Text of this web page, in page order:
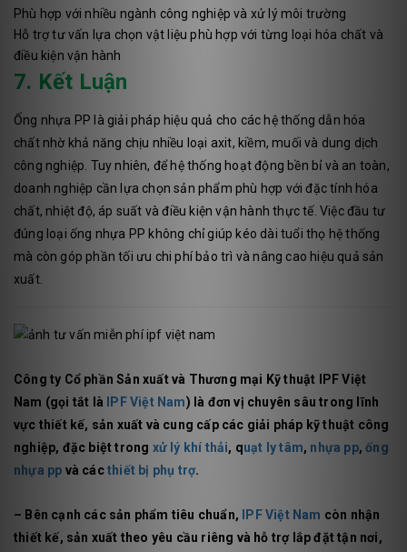
Phù hợp với nhiều ngành công nghiệp và xử lý môi trường
Hỗ trợ tư vấn lựa chọn vật liệu phù hợp với từng loại hóa chất và
điều kiện vận hành
7. Kết Luận
Ống nhựa PP là giải pháp hiệu quả cho các hệ thống dẫn hóa
chất nhờ khả năng chịu nhiều loại axit, kiềm, muối và dung dịch
công nghiệp. Tuy nhiên, để hệ thống hoạt động bền bỉ và an toàn,
doanh nghiệp cần lựa chọn sản phẩm phù hợp với đặc tính hóa
chất, nhiệt độ, áp suất và điều kiện vận hành thực tế. Việc đầu tư
đúng loại ống nhựa PP không chỉ giúp kéo dài tuổi thọ hệ thống
mà còn góp phần tối ưu chi phí bảo trì và nâng cao hiệu quả sản
xuất.
Công ty Cổ phần Sản xuất và Thương mại Kỹ thuật IPF Việt
Nam (gọi tắt là
IPF Việt Nam) là đơn vị chuyên sâu trong lĩnh
vực thiết kế, sản xuất và cung cấp các giải pháp kỹ thuật công
nghiệp, đặc biệt trong xử lý khí thải, quạt ly tâm, nhựa pp, ống
nhựa pp và các thiết bị phụ trợ.
– Bên cạnh các sản phẩm tiêu chuẩn, IPF Việt Nam còn nhận
thiết kế, sản xuất theo yêu cầu riêng và hỗ trợ lắp đặt tận nơi,